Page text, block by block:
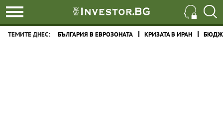
ТЕМИТЕ ДНЕС: БЪЛГАРИЯ В ЕВРОЗОНАТА КРИЗАТА В ИРАН